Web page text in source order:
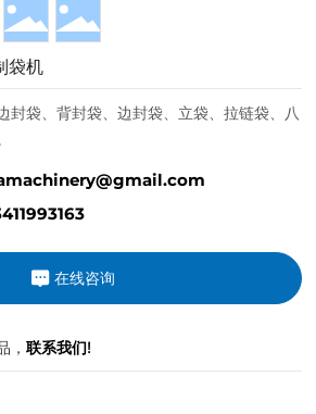
袋机
封袋、背封袋、边封袋、立袋、拉链袋、八
在线咨询
，联系我们!